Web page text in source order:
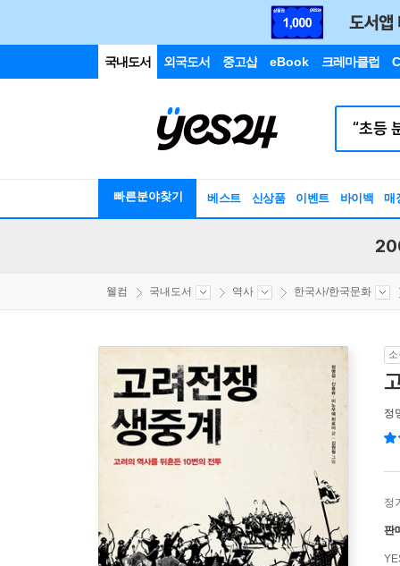
국내도서 외국도서 중고샵 eBook 크레마클럽
빠른분야찾기 베스트 신상품 이벤트 바이백 매
웰컴 국내도서 역사 한국사/한국문화
정
정
판